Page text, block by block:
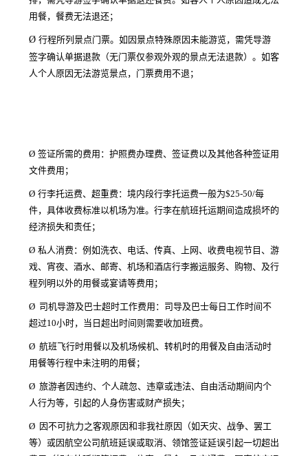
用餐，餐费无法退还；
Ø 行程所列景点门票。如因景点特殊原因未能游览，需凭导游
签字确认单据退款（无门票仅参观外观的景点无法退款）。如客
人个人原因无法游览景点，门票费用不退；
Ø 签证所需的费用：护照费办理费、签证费以及其他各种签证用
文件费用；
Ø 行李托运费、超重费：境内段行李托运费一般为$25-50/每
件，具体收费标准以机场为准。行李在航班托运期间造成损坏的
经济损失和责任；
Ø 私人消费：例如洗衣、电话、传真、上网、收费电视节目、游
戏、宵夜、酒水、邮寄、机场和酒店行李搬运服务、购物、及行
程列明以外的用餐或宴请等费用；
Ø 司机导游及巴士超时工作费用：司导及巴士每日工作时间不
超过10小时，当日超出时间则需要收加班费。
Ø 航班飞行时用餐以及机场候机、转机时的用餐及自由活动时
用餐等行程中未注明的用餐；
Ø 旅游者因违约、个人疏忽、违章或违法、自由活动期间内个
人行为等，引起的人身伤害或财产损失；
Ø 因不可抗力之客观原因和非我社原因（如天灾、战争、罢工
等）或因航空公司航班延误或取消、领馆签证延误引起一切超出